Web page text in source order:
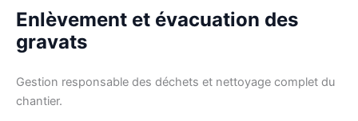
Enlèvement et évacuation des
gravats
Gestion responsable des déchets et nettoyage complet du
chantier.